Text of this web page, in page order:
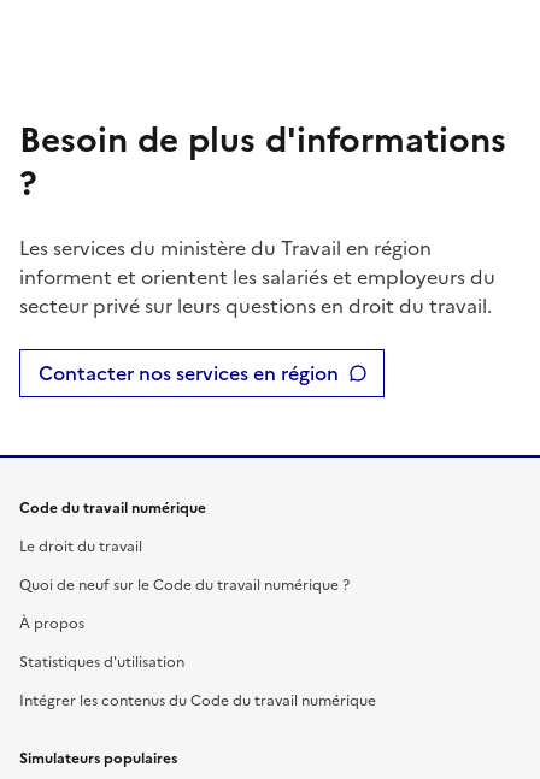
Besoin de plus d'informations
?
Les services du ministère du Travail en région
informent et orientent les salariés et employeurs du
secteur privé sur leurs questions en droit du travail.
Contacter nos services en région
Code du travail numérique
Le droit du travail
Quoi de neuf sur le Code du travail numérique ?
À propos
Statistiques d'utilisation
Intégrer les contenus du Code du travail numérique
Simulateurs populaires